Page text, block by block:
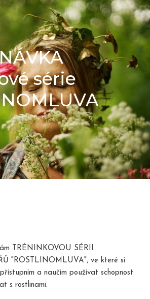
série
TRÉNINKOVOU SÉRII
"ROSTLINOMLUVA", ve které si
a naučím používat schopnost
s rostlinami.